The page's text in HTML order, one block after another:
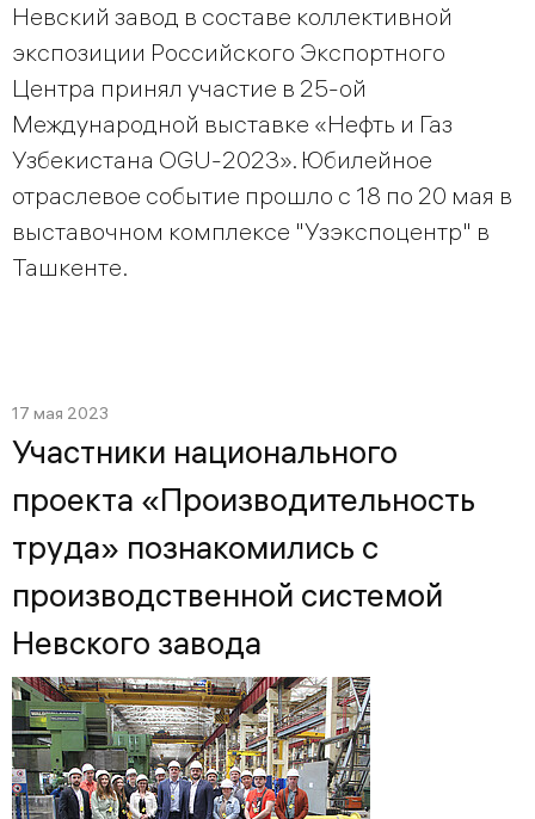
Невский завод в составе коллективной
экспозиции Российского Экспортного
Центра принял участие в 25-ой
Международной выставке «Нефть и Газ
Узбекистана OGU-2023». Юбилейное
отраслевое событие прошло с 18 по 20 мая в
выставочном комплексе "Узэкспоцентр" в
Ташкенте.
17 мая 2023
Участники национального
проекта «Производительность
труда» познакомились с
производственной системой
Невского завода